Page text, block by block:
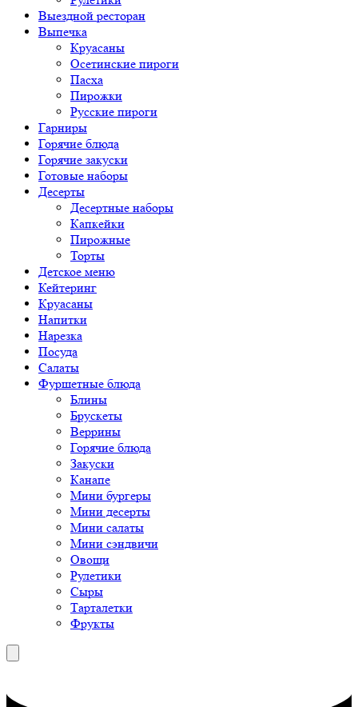
Выездной ресторан
Выпечка
Круасаны
Осетинские пироги
Пасха
Пирожки
Русские пироги
Гарниры
Горячие блюда
Горячие закуски
Готовые наборы
Десерты
Десертные наборы
Капкейки
Пирожные
Торты
Детское меню
Кейтеринг
Круасаны
Напитки
Нарезка
Посуда
Салаты
Фуршетные блюда
Блины
Брускеты
Веррины
Горячие блюда
Закуски
Канапе
Мини бургеры
Мини десерты
Мини салаты
Мини сэндвичи
Овощи
Рулетики
Сыры
Тарталетки
Фрукты